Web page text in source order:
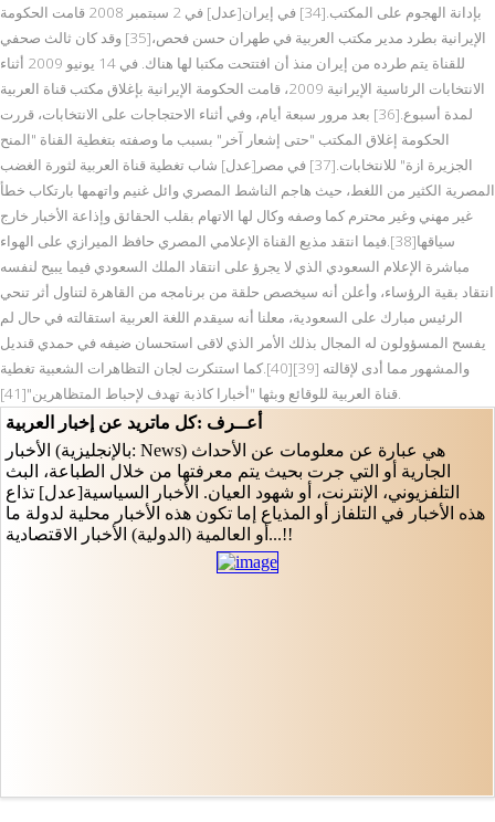
بإدانة الهجوم على المكتب.[34] في إيران[عدل] في 2 سبتمبر 2008 قامت الحكومة
الإيرانية بطرد مدير مكتب العربية في طهران حسن فحص،[35] وقد كان ثالث صحفي
للقناة يتم طرده من إيران منذ أن افتتحت مكتبا لها هناك. في 14 يونيو 2009 أثناء
الانتخابات الرئاسية الإيرانية 2009، قامت الحكومة الإيرانية بإغلاق مكتب قناة العربية
لمدة أسبوع.[36] بعد مرور سبعة أيام، وفي أثناء الاحتجاجات على الانتخابات، قررت
الحكومة إغلاق المكتب "حتى إشعار آخر" بسبب ما وصفته بتغطية القناة "المنح
الجزيرة ازة" للانتخابات.[37] في مصر[عدل] شاب تغطية قناة العربية لثورة الغضب
المصرية الكثير من اللغط، حيث هاجم الناشط المصري وائل غنيم واتهمها بارتكاب خطأ
غير مهني وغير محترم كما وصفه وكال لها الاتهام بقلب الحقائق وإذاعة الأخبار خارج
سياقها[38].فيما انتقد مذيع القناة الإعلامي المصري حافظ الميرازي على الهواء
مباشرة الإعلام السعودي الذي لا يجرؤ على انتقاد الملك السعودي فيما يبيح لنفسه
انتقاد بقية الرؤساء، وأعلن أنه سيخصص حلقة من برنامجه من القاهرة لتناول أثر تنحي
الرئيس مبارك على السعودية، معلنا أنه سيقدم اللغة العربية استقالته في حال لم
يفسح المسؤولون له المجال بذلك الأمر الذي لاقى استحسان ضيفه في حمدي قنديل
والمشهور مما أدى لإقالته [39][40].كما استنكرت لجان التظاهرات الشعبية تغطية
قناة العربية للوقائع وبثها "أخبارا كاذبة تهدف لإحباط المتظاهرين"[41].